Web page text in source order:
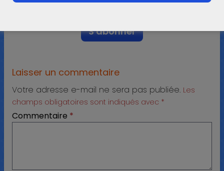
Laisser un commentaire
Votre adresse e-mail ne sera pas publiée. Les
champs obligatoires sont indiqués avec *
Commentaire *